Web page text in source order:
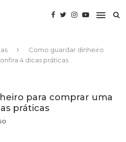
Como guardar dinheiro
4 dicas práticas
para comprar uma
práticas